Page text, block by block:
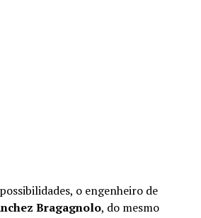
o engenheiro de
Bragagnolo, do mesmo